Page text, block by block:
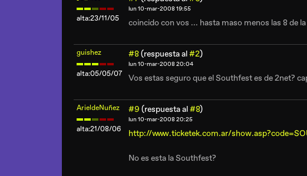
alta:23/11/05
lun 10-mar-2008 19:55
coincido con vos ... hasta maso menos las 8 de
guishez
alta:05/05/07
#8(respuesta al#2)
lun 10-mar-2008 20:04
Vos estas seguro que el Southfest es de 2net?
ArieldeNuñez
alta:21/08/06
#9 (respuesta al#8)
lun 10-mar-2008 20:25
http://www.ticketek.com.ar/
No es esta la Southfest?